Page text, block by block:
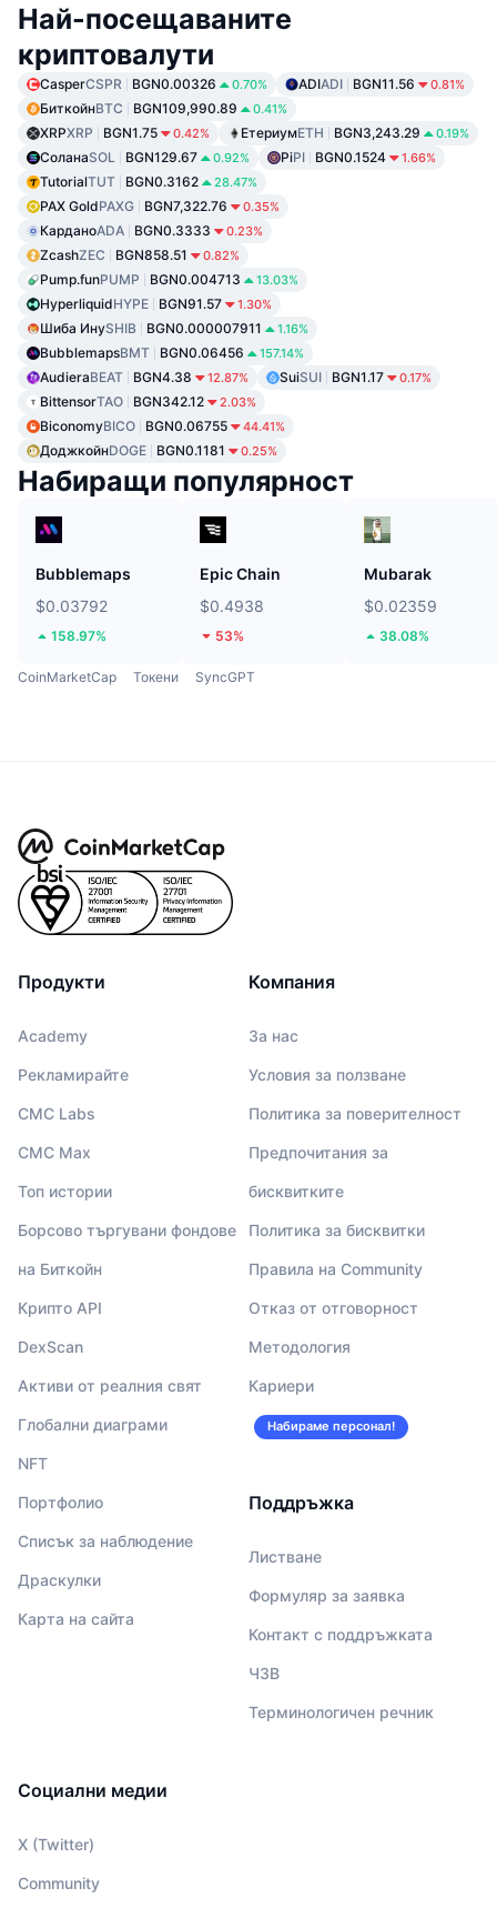
Най-посещаваните
криптовалути
CasperCSPR BGN0.00326 0.70% ADIADI BGN11.56 0.81%
БиткойнBTC BGN109,990.89 0.41%
XRPXRP BGN1.75 0.42% ЕтериумETH BGN3,243.29 0.19%
СоланаSOL BGN129.67 0.92% PiPI BGN0.1524 1.66%
TutorialTUT BGN0.3162 28.47%
PAX GoldPAXG BGN7,322.76 0.35%
КарданоADA BGN0.3333 0.23%
ZcashZEC BGN858.51 0.82%
Pump.funPUMP BGN0.004713 13.03%
HyperliquidHYPE BGN91.57 1.30%
Шиба ИнуSHIB BGN0.000007911 1.16%
BubblemapsBMT BGN0.06456 157.14%
AudieraBEAT BGN4.38 12.87% SuiSUI BGN1.17 0.17%
BittensorTAO BGN342.12 2.03%
BiconomyBICO BGN0.06755 44.41%
ДоджкойнDOGE BGN0.1181 0.25%
Набиращи популярност
Bubblemaps
$0.03792
158.97%
Epic Chain
$0.4938
53%
Mubarak
$0.02359
38.08%
CoinMarketCap Токени SyncGPT
Продукти
Academy
Рекламирайте
CMC Labs
CMC Max
Топ истории
Борсово търгувани фондове
на Биткойн
Крипто API
DexScan
Активи от реалния свят
Глобални диаграми
NFT
Портфолио
Списък за наблюдение
Драскулки
Карта на сайта
Компания
За нас
Условия за ползване
Политика за поверителност
Предпочитания за
бисквитките
Политика за бисквитки
Правила на Community
Отказ от отговорност
Методология
Кариери
Набираме персонал!
Поддръжка
Листване
Формуляр за заявка
Контакт с поддръжката
ЧЗВ
Терминологичен речник
Социални медии
X (Twitter)
Community